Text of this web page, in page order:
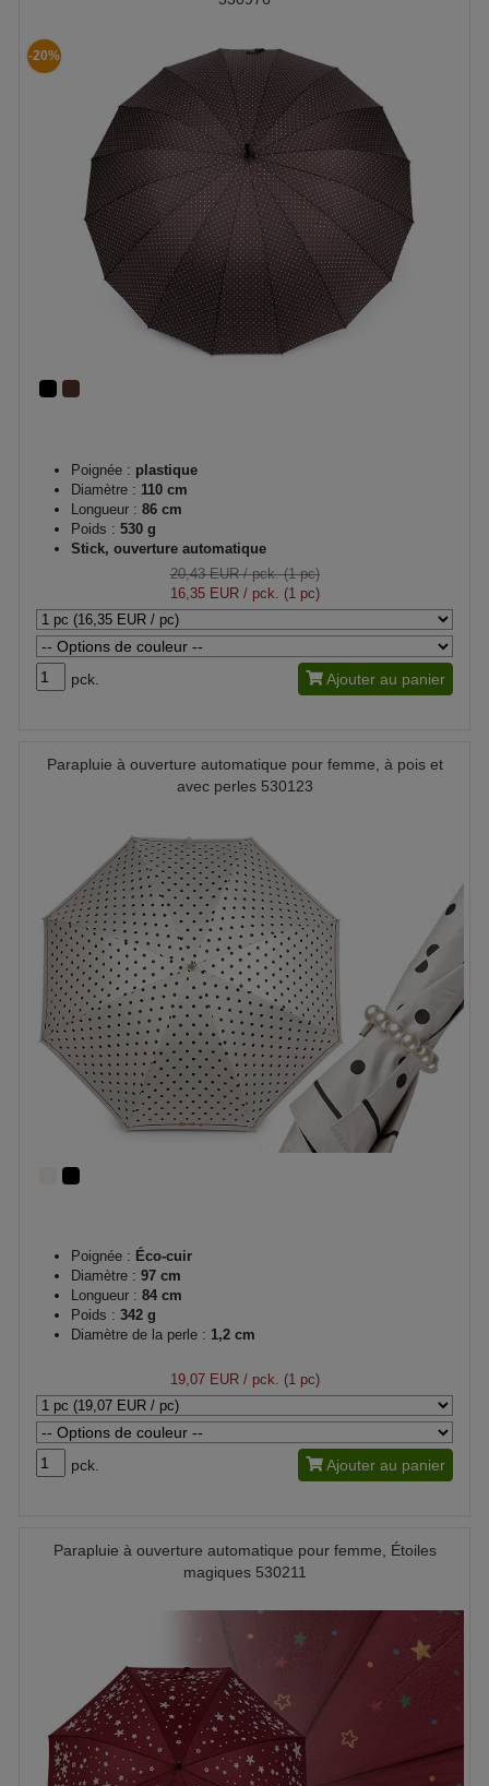
-20%
Poignée : plastique
Diamètre : 110 cm
Longueur : 86 cm
Poids : 530 g
Stick, ouverture automatique
20,43 EUR/ pck. (1 pc)
16,35 EUR/ pck. (1 pc)
pck. Ajouter au panier
Parapluie à ouverture automatique pour femme, à pois et
avec perles 530123
Poignée : Éco-cuir
Diamètre : 97 cm
Longueur : 84 cm
Poids : 342 g
Diamètre de la perle : 1,2 cm
19,07 EUR/ pck. (1 pc)
pck. Ajouter au panier
Parapluie à ouverture automatique pour femme, Étoiles
magiques 530211